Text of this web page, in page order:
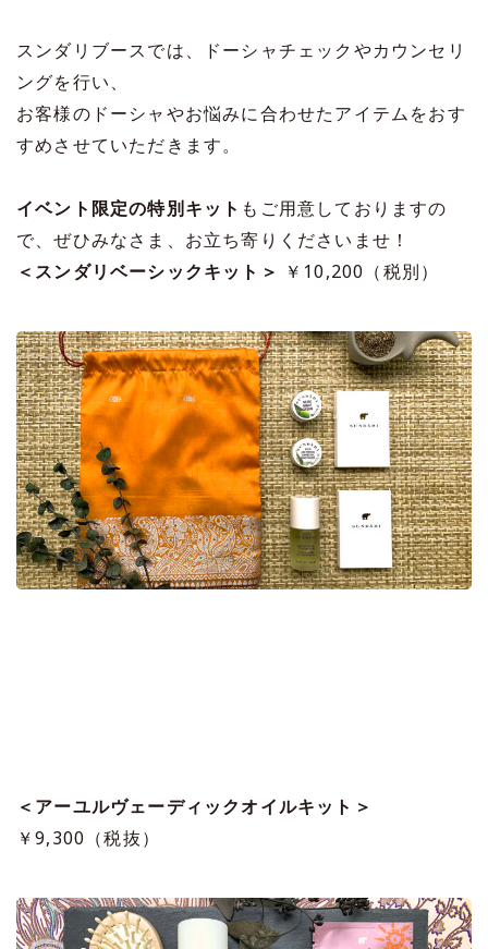
スンダリブースでは、ドーシャチェックやカウンセリ
ングを行い、
お客様のドーシャやお悩みに合わせたアイテムをおす
すめさせていただきます。
イベント限定の特別キット もご用意しておりますの
で、ぜひみなさま、お立ち寄りくださいませ！
＜スンダリベーシックキット＞ ￥10,200（税別）
＜アーユルヴェーディックオイルキット＞
￥9,300（税抜）